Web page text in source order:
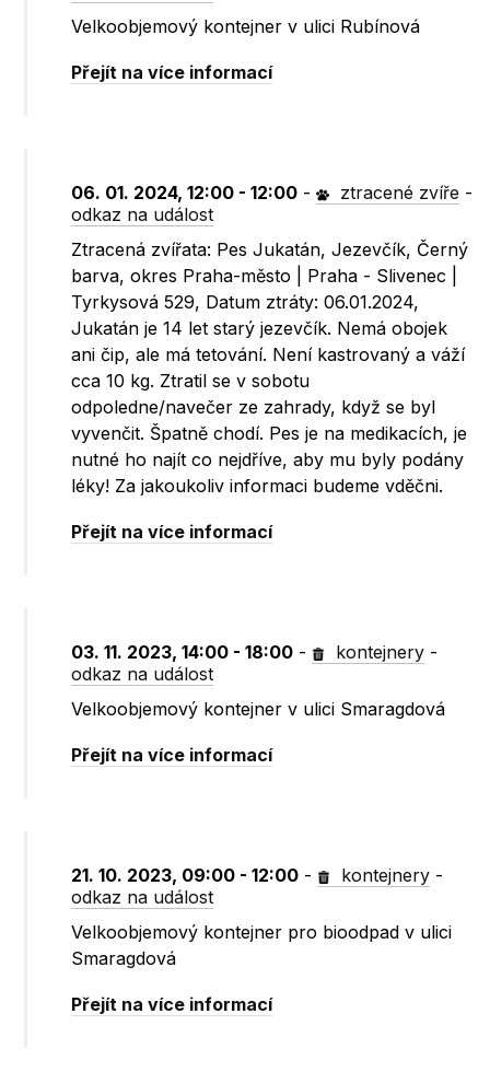
Velkoobjemový kontejner v ulici Rubínová
Přejít na více informací
06. 01. 2024, 12:00 - 12:00 - ztracené zvíře -
odkaz na událost
Ztracená zvířata: Pes Jukatán, Jezevčík, Černý
barva, okres Praha-město | Praha - Slivenec |
Tyrkysová 529, Datum ztráty: 06.01.2024,
Jukatán je 14 let starý jezevčík. Nemá obojek
ani čip, ale má tetování. Není kastrovaný a váží
cca 10 kg. Ztratil se v sobotu
odpoledne/navečer ze zahrady, když se byl
vyvenčit. Špatně chodí. Pes je na medikacích, je
nutné ho najít co nejdříve, aby mu byly podány
léky! Za jakoukoliv informaci budeme vděčni.
Přejít na více informací
03. 11. 2023, 14:00 - 18:00 - kontejnery -
odkaz na událost
Velkoobjemový kontejner v ulici Smaragdová
Přejít na více informací
21. 10. 2023, 09:00 - 12:00 - kontejnery -
odkaz na událost
Velkoobjemový kontejner pro bioodpad v ulici
Smaragdová
Přejít na více informací